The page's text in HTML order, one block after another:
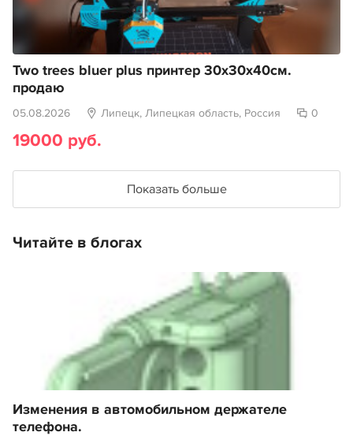
Two trees bluer plus принтер 30х30х40см.
продаю
05.08.2026 Липецк, Липецкая область, Россия 0
19000 руб.
Показать больше
Читайте в блогах
Изменения в автомобильном держателе
телефона.